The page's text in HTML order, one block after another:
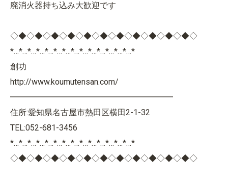
廃消火器持ち込み大歓迎です
◇◆◇◆◇◆◇◆◇◆◇◆◇◆◇◆◇◆◇◆◇◆◇
*…*…*…*…*…*…*…*…*…*…*…*…*…*…*
創功
http://www.koumutensan.com/
━━━━━━━━━━━━━━━━━━━━
住所:愛知県名古屋市熱田区横田2-1-32
TEL:052-681-3456
*…*…*…*…*…*…*…*…*…*…*…*…*…*…*
◇◆◇◆◇◆◇◆◇◆◇◆◇◆◇◆◇◆◇◆◇◆◇